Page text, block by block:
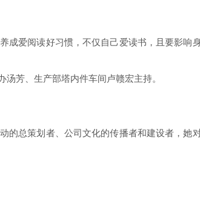
爱阅读好习惯，不仅自己爱读书，且要影响
芳、生产部塔内件车间卢赣宏主持。
总策划者、公司文化的传播者和建设者，她